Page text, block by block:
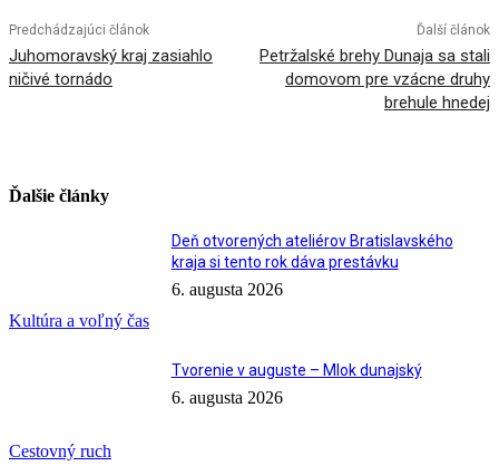
Predchádzajúci článok
Juhomoravský kraj zasiahlo
ničivé tornádo
Ďalší článok
Petržalské brehy Dunaja sa stali
domovom pre vzácne druhy
brehule hnedej
Ďalšie články
Kultúra a voľný čas
Deň otvorených ateliérov Bratislavského
kraja si tento rok dáva prestávku
6. augusta 2026
Cestovný ruch
Tvorenie v auguste – Mlok dunajský
6. augusta 2026